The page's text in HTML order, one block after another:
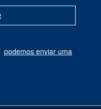
podemos enviar uma